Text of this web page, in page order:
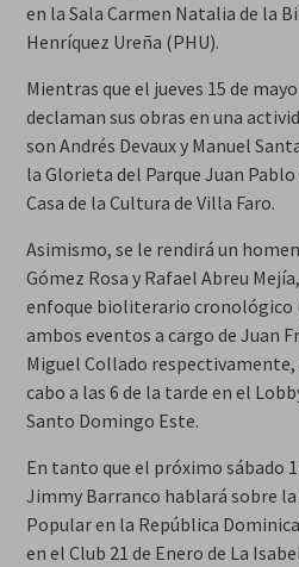
en la Sala Carmen Natalia de la
Henríquez Ureña (PHU).
Mientras que el jueves 15 de
declaman sus obras en una
son Andrés Devaux y Manuel
la Glorieta del Parque Juan
Casa de la Cultura de Villa Faro.
Asimismo, se le rendirá un
Gómez Rosa y Rafael Abreu
enfoque bioliterario cronológico
ambos eventos a cargo de Juan
Miguel Collado respectivamente,
cabo a las 6 de la tarde en el
Santo Domingo Este.
En tanto que el próximo sábado
Jimmy Barranco hablará sobre la
Popular en la República
en el Club 21 de Enero de La